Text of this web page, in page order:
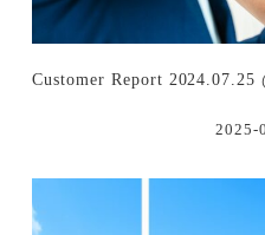
Customer Report 2024.07.25
2025-